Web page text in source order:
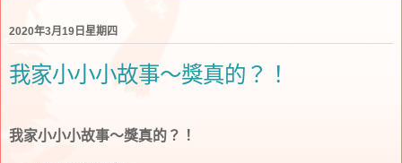
2020年3月19日星期四
我家小小小故事～獎真的？！
我家小小小故事～獎真的？！